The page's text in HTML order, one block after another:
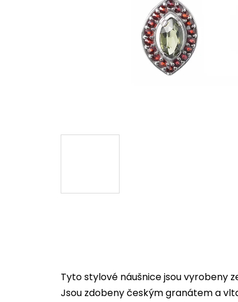
Tyto stylové náušnice jsou vyrobeny
Jsou zdobeny českým granátem a